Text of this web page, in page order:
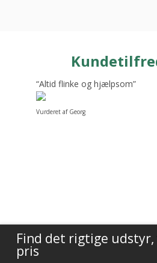
“Altid flinke og hjælpsom”
Vurderet af Georg
Find det rigtige
pris